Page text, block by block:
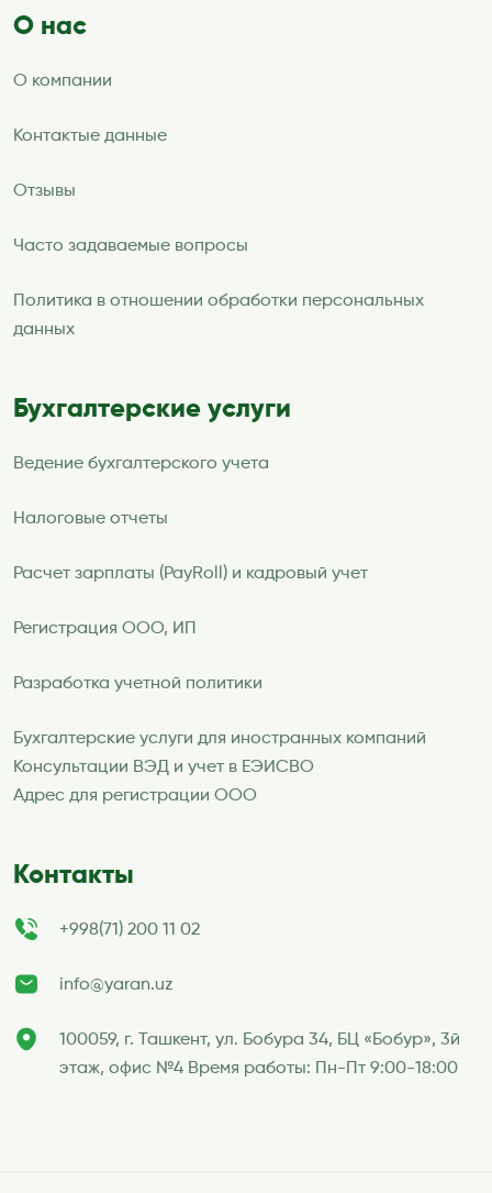
О нас
О компании
Контактые данные
Отзывы
Часто задаваемые вопросы
Политика в отношении обработки персональных
данных
Бухгалтерские услуги
Ведение бухгалтерского учета
Налоговые отчеты
Расчет зарплаты (PayRoll) и кадровый учет
Регистрация ООО, ИП
Разработка учетной политики
Бухгалтерские услуги для иностранных компаний
Консультации ВЭД и учет в ЕЭИСВО
Адрес для регистрации ООО
Контакты
+998(71) 200 11 02
info@yaran.uz
100059, г. Ташкент, ул. Бобура 34, БЦ «Бобур», 3й
этаж, офис №4 Время работы: Пн-Пт 9:00-18:00